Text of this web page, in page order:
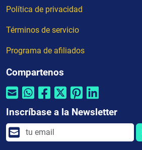
Política de privacidad
Términos de servicio
Programa de afiliados
Compartenos
Inscríbase a la Newsletter